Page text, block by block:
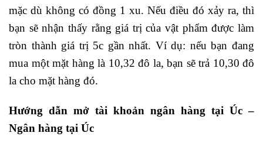
mặc dù không có đồng 1 xu. Nếu điều đó xảy ra, thì
bạn sẽ nhận thấy rằng giá trị của vật phẩm được làm
tròn thành giá trị 5c gần nhất. Ví dụ: nếu bạn đang
mua một mặt hàng là 10,32 đô la, bạn sẽ trả 10,30 đô
la cho mặt hàng đó.
Hướng dẫn mở tài khoản ngân hàng tại Úc –
Ngân hàng tại Úc